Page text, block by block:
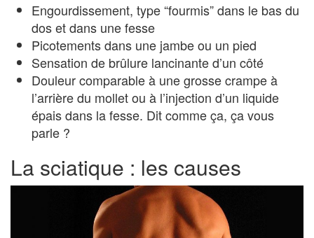
Engourdissement, type “fourmis” dans le bas du
dos et dans une fesse
Picotements dans une jambe ou un pied
Sensation de brûlure lancinante d’un côté
Douleur comparable à une grosse crampe à
l’arrière du mollet ou à l’injection d’un liquide
épais dans la fesse. Dit comme ça, ça vous
parle ?
La sciatique : les causes